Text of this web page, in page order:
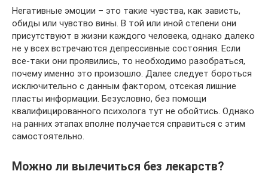
Негативные эмоции – это такие чувства, как зависть,
обиды или чувство вины. В той или иной степени они
присутствуют в жизни каждого человека, однако далеко
не у всех встречаются депрессивные состояния. Если
все-таки они проявились, то необходимо разобраться,
почему именно это произошло. Далее следует бороться
исключительно с данным фактором, отсекая лишние
пласты информации. Безусловно, без помощи
квалифицированного психолога тут не обойтись. Однако
на ранних этапах вполне получается справиться с этим
самостоятельно.
Можно ли вылечиться без лекарств?